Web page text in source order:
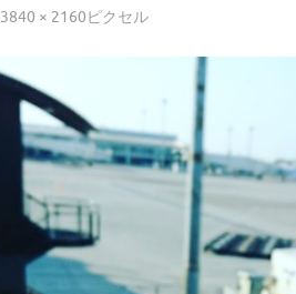
3840 × 2160ピクセル